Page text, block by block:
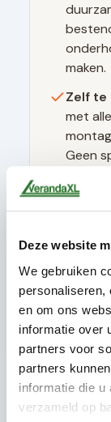
Deze website
We gebruiken
personaliseren,
en om ons
informatie over
partners voor
partners
informatie die u
verzameld op
maken.
Zelf te
met
Geen
Glasdikte
Glastype
Glasranden
Afwerking
Wieltype
Aantal rails